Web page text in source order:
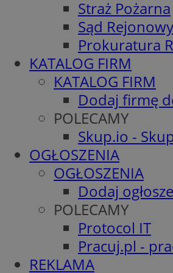
Straż Pożarna
Sąd Rejonowy
Prokuratura
KATALOG FIRM
KATALOG FIRM
Dodaj firmę
POLECAMY
Skup.io -
OGŁOSZENIA
OGŁOSZENIA
Dodaj
POLECAMY
Protocol IT
Pracuj.pl -
REKLAMA